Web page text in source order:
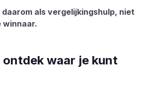
als vergelijkingshulp, niet
winnaar.
ontdek waar je kunt